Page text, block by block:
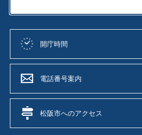
開庁時間
電話番号案内
松阪市へのアクセス